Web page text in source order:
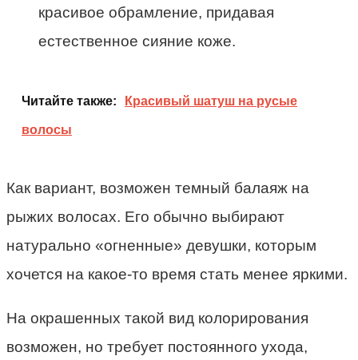
красивое обрамление, придавая
естественное сияние коже.
Читайте также: Красивый шатуш на русые
волосы
Как вариант, возможен темный балаяж на
рыжих волосах. Его обычно выбирают
натурально «огненные» девушки, которым
хочется на какое-то время стать менее яркими.
На окрашенных такой вид колорирования
возможен, но требует постоянного ухода,